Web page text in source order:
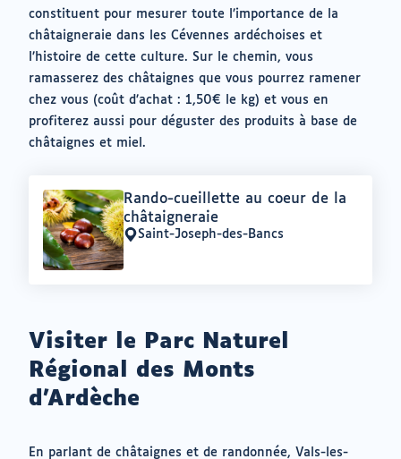
nouvel
onglet)
constituent pour mesurer toute l’importance de la
châtaigneraie dans les Cévennes ardéchoises et
l’histoire de cette culture. Sur le chemin, vous
ramasserez des châtaignes que vous pourrez ramener
chez vous (coût d’achat : 1,50€ le kg) et vous en
profiterez aussi pour déguster des produits à base de
châtaignes et miel.
Offre
:
Rando-cueillette au coeur de la
châtaigneraie
Lieu
:
Saint-Joseph-des-Bancs
Visiter le Parc Naturel
Régional des Monts
d’Ardèche
En parlant de châtaignes et de randonnée, Vals-les-